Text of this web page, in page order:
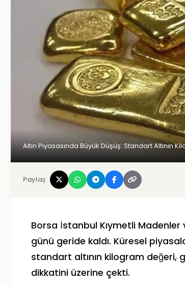
Altın Piyasasında Büyük Düşüş: Standart Altının
Paylaş
Borsa İstanbul Kıymetli Madenler
günü geride kaldı. Küresel
standart altının kilogram değeri,
dikkatini üzerine çekti.